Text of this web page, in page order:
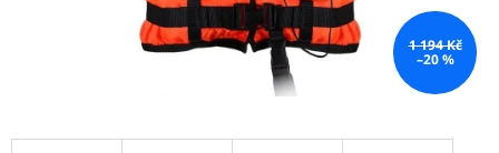
1 194 Kč
–20 %